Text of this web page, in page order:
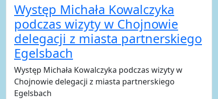
Występ Michała Kowalczyka
podczas wizyty w Chojnowie
delegacji z miasta partnerskiego
Egelsbach
Występ Michała Kowalczyka podczas wizyty w
Chojnowie delegacji z miasta partnerskiego
Egelsbach